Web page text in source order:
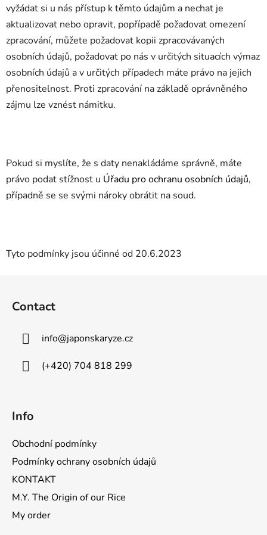
vyžádat si u nás přístup k těmto údajům a nechat je
aktualizovat nebo opravit, popřípadě požadovat omezení
zpracování, můžete požadovat kopii zpracovávaných
osobních údajů, požadovat po nás v určitých situacích výmaz
osobních údajů a v určitých případech máte právo na jejich
přenositelnost. Proti zpracování na základě oprávněného
zájmu lze vznést námitku.
Pokud si myslíte, že s daty nenakládáme správně, máte
právo podat stížnost u Úřadu pro ochranu osobních údajů,
případně se se svými nároky obrátit na soud.
Tyto podmínky jsou účinné od 20.6.2023
Contact
info@japonskaryze.cz
(+420) 704 818 299
Info
Obchodní podmínky
Podmínky ochrany osobních údajů
KONTAKT
M.Y. The Origin of our Rice
My order